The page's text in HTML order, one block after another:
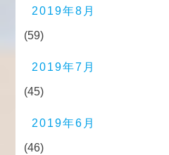
2019年8月
(59)
2019年7月
(45)
2019年6月
(46)